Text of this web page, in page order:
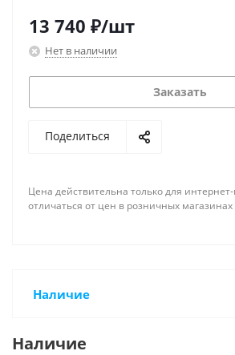
13 740 ₽/шт
Нет в наличии
Заказать
Поделиться
Цена действительна только для
отличаться от цен в розничных магазинах
Наличие
Наличие